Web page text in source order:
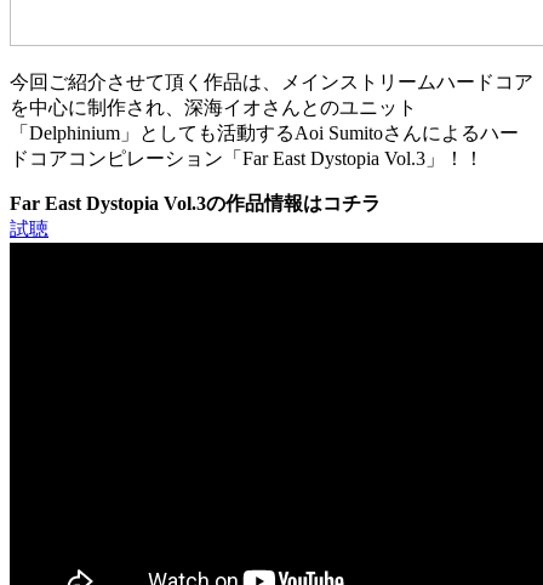
今回ご紹介させて頂く作品は、メインストリームハードコア
を中心に制作され、深海イオさんとのユニット
「Delphinium」としても活動するAoi Sumitoさんによるハー
ドコアコンピレーション「Far East Dystopia Vol.3」！！
Far East Dystopia Vol.3の作品情報はコチラ
試聴